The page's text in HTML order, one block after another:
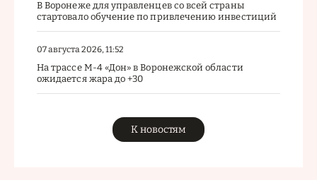
В Воронеже для управленцев со всей страны
стартовало обучение по привлечению инвестиций
07 августа 2026, 11:52
На трассе М-4 «Дон» в Воронежской области
ожидается жара до +30
К новостям